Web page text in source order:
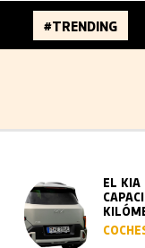
#TRENDING
millones de
EL KIA